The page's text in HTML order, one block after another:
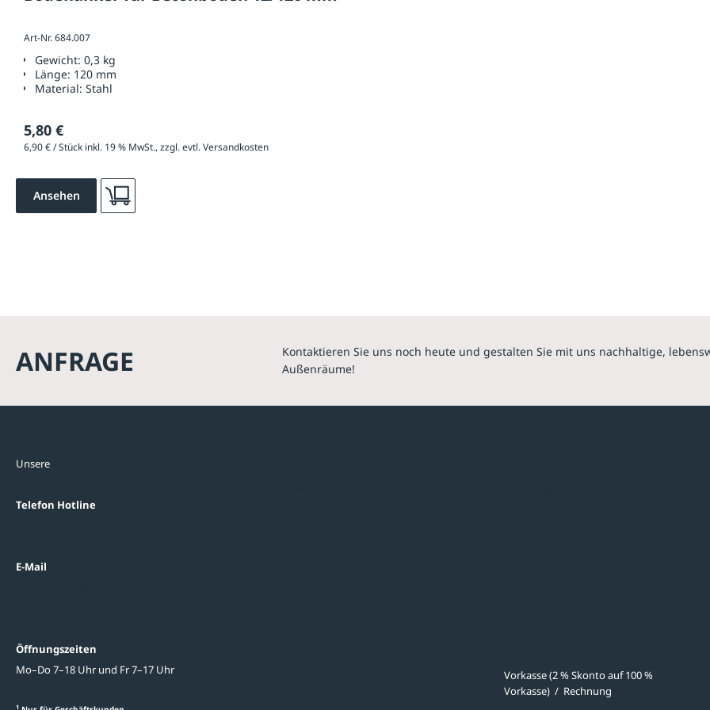
Art-Nr. 684.007
Gewicht: 0,3 kg
Länge: 120 mm
Material: Stahl
5,80 €
6,90 € / Stück inkl. 19 % MwSt., zzgl. evtl. Versandkosten
Ansehen
ANFRAGE
Kontaktieren Sie uns noch heute und gestalten Sie mit uns nachhaltige,
Außenräume!
Unsere
Telefon Hotline
E-Mail
Öffnungszeiten
Mo–Do 7–18 Uhr und Fr 7–17 Uhr
1
Vorkasse (2 % Skonto auf 100 %
Vorkasse) / Rechnung